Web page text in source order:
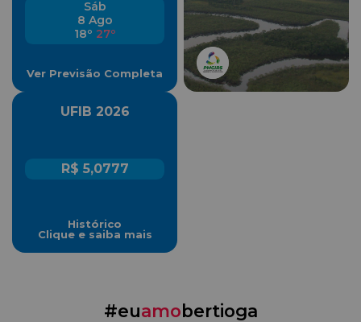
Sáb
8 Ago
18º 27º
Ver Previsão Completa
UFIB 2026
R$ 5,0777
Histórico
Clique e saiba mais
#euamobertioga